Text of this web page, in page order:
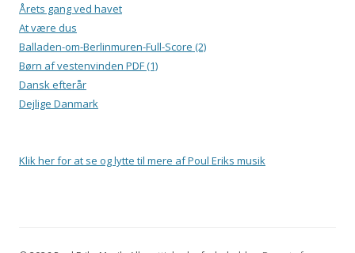
Årets gang ved havet
At være dus
Balladen-om-Berlinmuren-Full-Score (2)
Børn af vestenvinden PDF (1)
Dansk efterår
Dejlige Danmark
Klik her for at se og lytte til mere af Poul Eriks musik